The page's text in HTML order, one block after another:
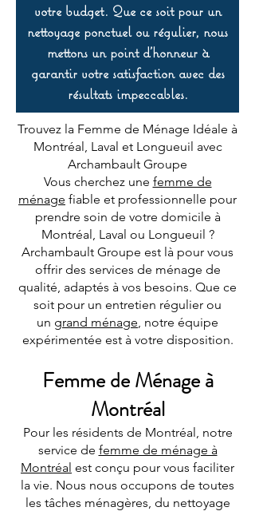
votre budget. Que ce soit pour un
nettoyage ponctuel ou régulier, nous
mettons un point d’honneur à
garantir votre satisfaction avec des
résultats impeccables.
Trouvez la Femme de Ménage Idéale à
Montréal, Laval et Longueuil avec
Archambault Groupe
Vous cherchez une femme de
ménage fiable et professionnelle pour
prendre soin de votre domicile à
Montréal, Laval ou Longueuil ?
Archambault Groupe est là pour vous
offrir des services de ménage de
qualité, adaptés à vos besoins. Que ce
soit pour un entretien régulier ou
un grand ménage, notre équipe
expérimentée est à votre disposition.
Femme de Ménage à
Montréal
Pour les résidents de Montréal, notre
service de femme de ménage à
Montréal est conçu pour vous faciliter
la vie. Nous nous occupons de toutes
les tâches ménagères, du nettoyage